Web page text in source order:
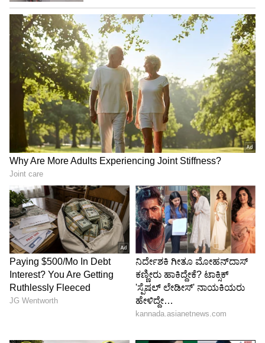
6
Image Credit : Zee Kananda Instagram
ಆಡಿಷನ್​ ನಡೆಯುವ ಸ್ಥಳ
ಯಾವುದೇ ಕರೆ ಸ್ವೀಕರಿಸುವುದಿಲ್ಲ ಎಂದು ವಾಹಿನಿ ಹೇಳಿದೆ.
ಆಡಿಷನ್​ ನಡೆಯುವ ಸ್ಥಳ: ಅಬ್ಬಯ್ಯ ನಾಯ್ಡು ಸ್ಟುಡಿಯೋ,
7ನೇ ಅಡ್ಡರಸ್ತೆ, ಚಿಕ್ಕಲ್ಲಂದ್ರ, ಬೆಂಗಳೂರು-560061